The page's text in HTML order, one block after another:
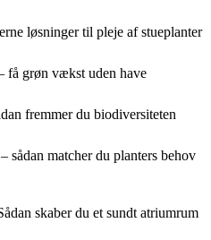
løsninger til pleje af stueplanter
få grøn vækst uden have
fremmer du biodiversiteten
sådan matcher du planters behov
skaber du et sundt atriumrum